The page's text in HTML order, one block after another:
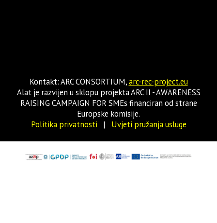
Kontakt: ARC CONSORTIUM,arc-rec-project.eu
Alat je razvijen u sklopu projekta ARC II - AWARENESS
RAISING CAMPAIGN FOR SMEs financiran od strane
Europske komisije.
Politika privatnosti| Uvjeti pružanja usluge